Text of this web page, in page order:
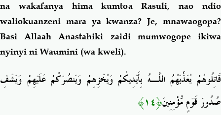
na wakafanya hima kumtoa Rasuli, nao ndio
waliokuanzeni mara ya kwanza? Je, mnawaogopa?
Basi Allaah Anastahiki zaidi mumwogope ikiwa
nyinyi ni Waumini (wa kweli).
قَاتِلُوهُمْ يُعَذِّبْهُمُ اللَّـهُ بِأَيْدِيكُمْ وَيُخْزِهِمْ وَيَنصُرْكُمْ عَلَيْهِمْ وَيَشْفِ
صُدُورَ قَوْمٍ مُّؤْمِنِينَ﴿١٤﴾